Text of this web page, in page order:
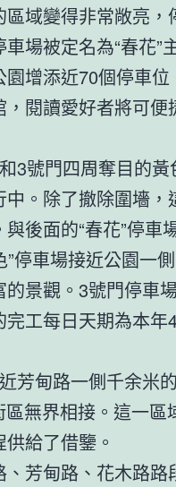
域變得非常敞亮，
場被定名為“春花”
增添近70個停車位
閱讀愛好者將可便
3號門四周奪目的黃
。除了撤除圍墻，
後面的“春花”停車
”停車場接近公園一
景觀。3號門停車
工每日天期為本年
芳甸路一側千余米
無界相接。這一區
給了借鑒。
芳甸路、花木路路